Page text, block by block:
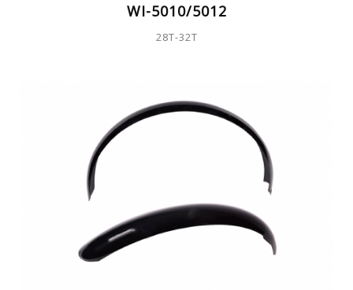
WI-5010/5012
28T-32T